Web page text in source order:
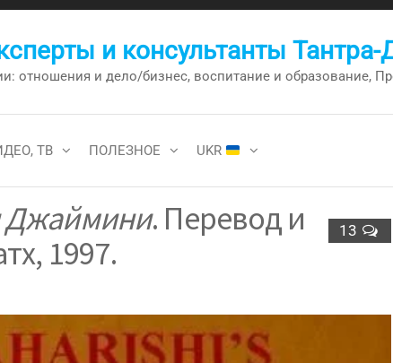
и консультанты
отношения и дело/бизнес, воспитание и образование,
ТВ ПОЛЕЗНОЕ UKR
13
. Перевод и
1997.